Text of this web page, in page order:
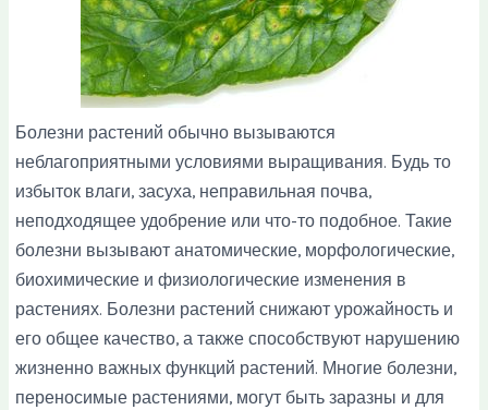
Болезни растений обычно вызываются
неблагоприятными условиями выращивания. Будь то
избыток влаги, засуха, неправильная почва,
неподходящее удобрение или что-то подобное. Такие
болезни вызывают анатомические, морфологические,
биохимические и физиологические изменения в
растениях. Болезни растений снижают урожайность и
его общее качество, а также способствуют нарушению
жизненно важных функций растений. Многие болезни,
переносимые растениями, могут быть заразны и для